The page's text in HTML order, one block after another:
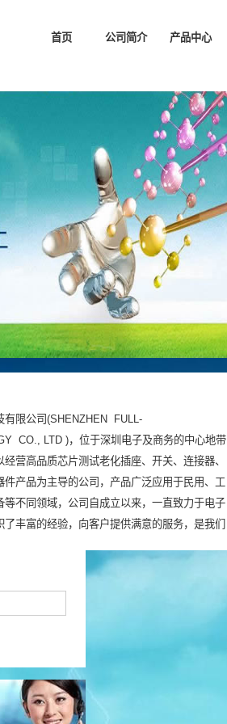
首页 公司简介 产品中心
有限公司(SHENZHEN FULL-
CO., LTD )，位于深圳电子及商务的中心地带
营高品质芯片测试老化插座、开关、连接器、
件产品为主导的公司，产品广泛应用于民用、工
等不同领域，公司自成立以来，一直致力于电子
了丰富的经验，向客户提供满意的服务，是我们